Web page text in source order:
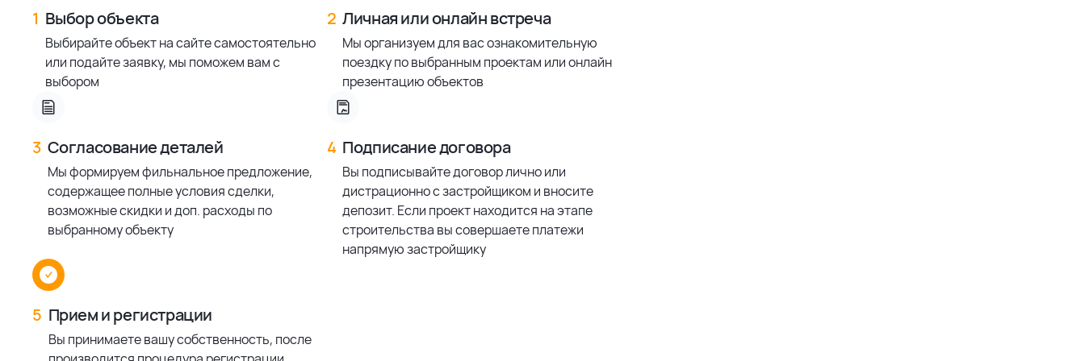
1 Выбор объекта
Выбирайте объект на сайте самостоятельно
или подайте заявку, мы поможем вам с
выбором
2 Личная или онлайн встреча
Мы организуем для вас ознакомительную
поездку по выбранным проектам или онлайн
презентацию объектов
3 Согласование деталей
Мы формируем фильнальное предложение,
содержащее полные условия сделки,
возможные скидки и доп. расходы по
выбранному объекту
4 Подписание договора
Вы подписывайте договор лично или
дистрационно с застройщиком и вносите
депозит. Если проект находится на этапе
строительства вы совершаете платежи
напрямую застройщику
5 Прием и регистрации
Вы принимаете вашу собственность, после